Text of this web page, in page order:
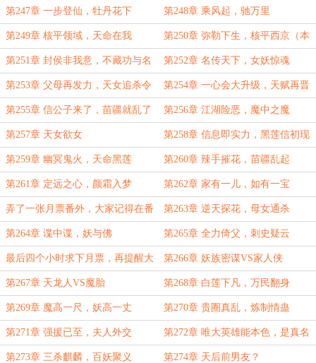
第247章 一步登仙，牡丹花下 第248章 乘风起，驰万里
第249章 核平领域，天命在我 第250章 弥勒下生，核平西京（本
卷终）
第251章 封侯非我意，不藏功与名
【感谢“丝工”的盟主】
第252章 名传天下，女妖惊魂
第253章 父母再发力，天女追杀令 第254章 一心会大升级，天赋再晋
升
第255章 信公子来了，苗疆就乱了 第256章 江湖险恶，魔中之魔
第257章 天女欲女 第258章 信息即实力，黑莲信初现
第259章 幽冥鬼火，天命黑莲 第260章 辣手摧花，苗疆乱起
第261章 定远之心，颜霜入梦 第262章 家有一儿，如有一宝
弄了一张月票番外，大家记得在番
外章节投票
第263章 逆天探花，母女通杀
第264章 谍中谍，妖与佛 第265章 全力倚父，刺史疑云
最后四个小时求下月票，再提醒大
家0点有一章月票番外
第266章 妖族密谋VS家人侠
第267章 天龙人VS魔胎 第268章 白莲下凡，万民翻身
第269章 魔高一尺，妖高一丈 第270章 贵圈真乱，炼制情蛊
第271章 强援已至，夫人外交 第272章 唯大英雄能本色，是真名
士自风流
第273章 三杀麒麟，百妖聚义 第274章 天后前男友？